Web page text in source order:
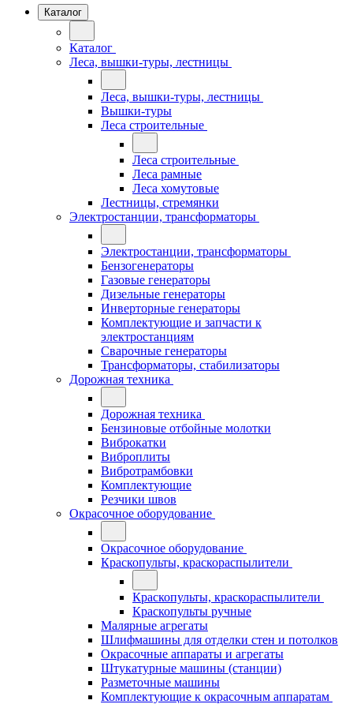
Каталог
Каталог
Леса, вышки-туры, лестницы
Леса, вышки-туры, лестницы
Вышки-туры
Леса строительные
Леса строительные
Леса рамные
Леса хомутовые
Лестницы, стремянки
Электростанции, трансформаторы
Электростанции, трансформаторы
Бензогенераторы
Газовые генераторы
Дизельные генераторы
Инверторные генераторы
Комплектующие и запчасти к
электростанциям
Сварочные генераторы
Трансформаторы, стабилизаторы
Дорожная техника
Дорожная техника
Бензиновые отбойные молотки
Виброкатки
Виброплиты
Вибротрамбовки
Комплектующие
Резчики швов
Окрасочное оборудование
Окрасочное оборудование
Краскопульты, краскораспылители
Краскопульты, краскораспылители
Краскопульты ручные
Малярные агрегаты
Шлифмашины для отделки стен и потолков
Окрасочные аппараты и агрегаты
Штукатурные машины (станции)
Разметочные машины
Комплектующие к окрасочным аппаратам